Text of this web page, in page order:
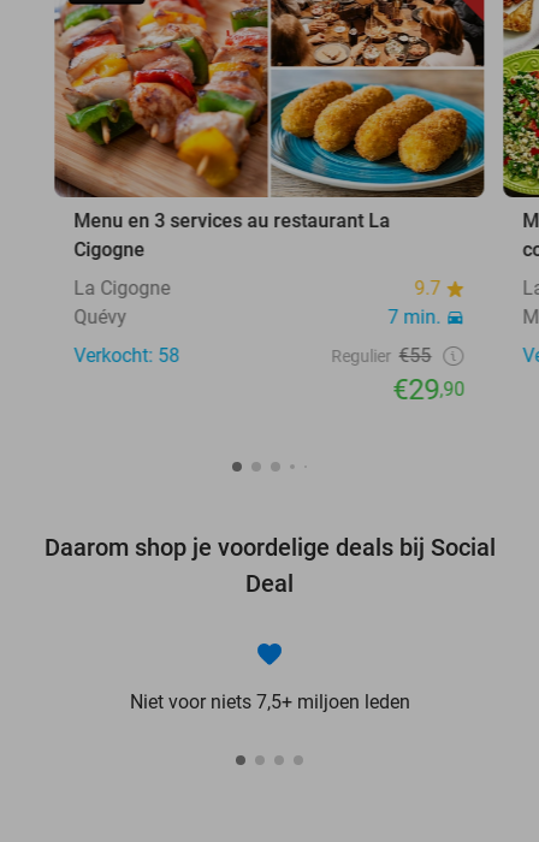
Menu en 3 services au restaurant La
Cigogne
La Cigogne
9.7
Quévy
7 min.
Verkocht: 58
Regulier €55
€29,90
Daarom shop je voordelige deals bij Social
Deal
Niet voor niets 7,5+ miljoen leden